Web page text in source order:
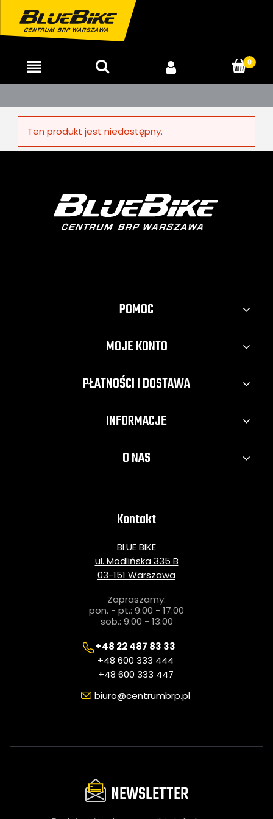
Ten produkt jest niedostępny.
POMOC
MOJE KONTO
PŁATNOŚCI I DOSTAWA
INFORMACJE
O NAS
Kontakt
BLUE BIKE
ul. Modlińska 335 B
03-151 Warszawa
Zapraszamy:
pon. - pt.: 9:00 - 17:00
sob.: 9:00 - 13:00
+48 22 487 83 33
+48 600 333 444
+48 600 333 447
biuro@centrumbrp.pl
NEWSLETTER